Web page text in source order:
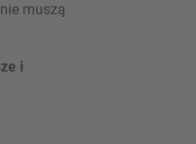
muszą
i